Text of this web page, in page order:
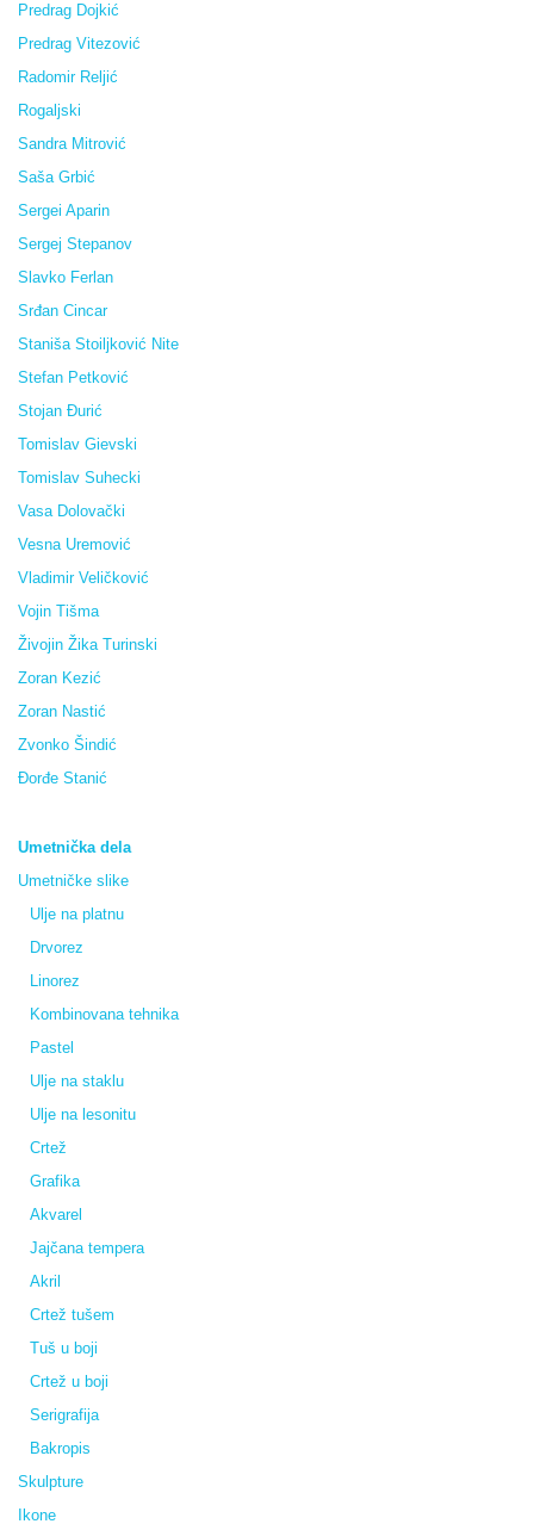
Predrag Dojkić
Predrag Vitezović
Radomir Reljić
Rogaljski
Sandra Mitrović
Saša Grbić
Sergei Aparin
Sergej Stepanov
Slavko Ferlan
Srđan Cincar
Staniša Stoiljković Nite
Stefan Petković
Stojan Đurić
Tomislav Gievski
Tomislav Suhecki
Vasa Dolovački
Vesna Uremović
Vladimir Veličković
Vojin Tišma
Živojin Žika Turinski
Zoran Kezić
Zoran Nastić
Zvonko Šindić
Đorđe Stanić
Umetnička dela
Umetničke slike
Ulje na platnu
Drvorez
Linorez
Kombinovana tehnika
Pastel
Ulje na staklu
Ulje na lesonitu
Crtež
Grafika
Akvarel
Jajčana tempera
Akril
Crtež tušem
Tuš u boji
Crtež u boji
Serigrafija
Bakropis
Skulpture
Ikone